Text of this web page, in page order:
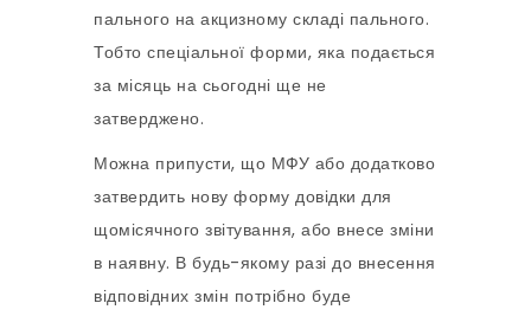
пального на акцизному складі пального.
Тобто спеціальної форми, яка подається
за місяць на сьогодні ще не
затверджено.
Можна припусти, що МФУ або додатково
затвердить нову форму довідки для
щомісячного звітування, або внесе зміни
в наявну. В будь-якому разі до внесення
відповідних змін потрібно буде